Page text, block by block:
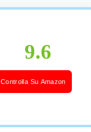
9.6
Controlla Su Amazon